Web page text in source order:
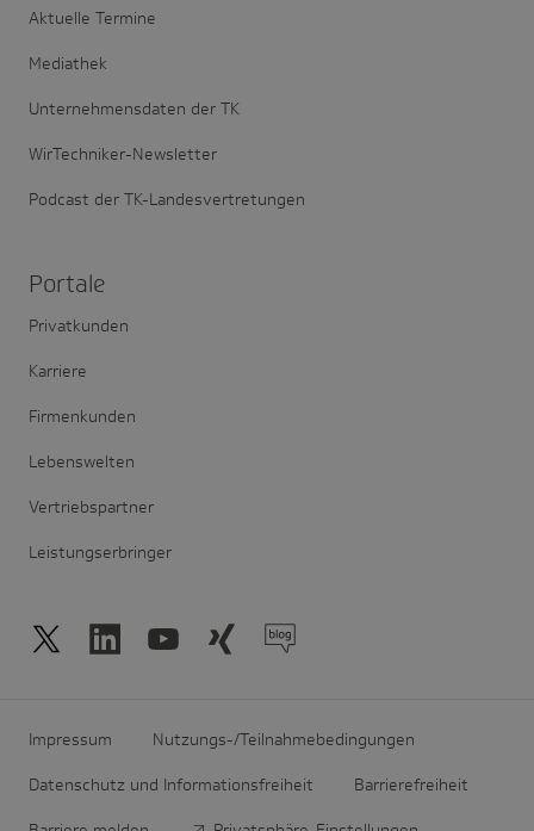
Aktuelle Termine
Mediathek
Unternehmensdaten der TK
WirTechniker-Newsletter
Podcast der TK-Landesvertretungen
Portale
Privatkunden
Karriere
Firmenkunden
Lebenswelten
Vertriebspartner
Leistungserbringer
Impressum Nutzungs-/Teilnahmebedingungen
Datenschutz und Informationsfreiheit Barrierefreiheit